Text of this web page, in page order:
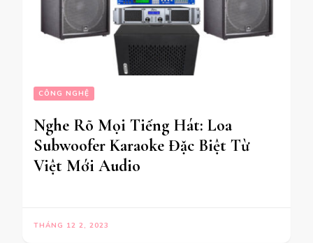
CÔNG NGHỆ
Nghe Rõ Mọi Tiếng Hát: Loa
Subwoofer Karaoke Đặc Biệt Từ
Việt Mới Audio
THÁNG 12 2, 2023